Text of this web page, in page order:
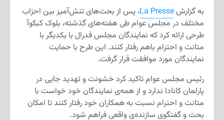
به گزارشLa Presse، پس از بحث‌های تنش‌آمیز بین احزاب
مختلف در مجلس عوام طی هفته‌های گذشته، بلوک کبکوآ
طرحی ارائه کرد که نمایندگان مجلس فدرال با یکدیگر با
متانت و احترام باهم رفتار کنند. این طرح با حمایت
نمایندگان مورد موافقت قرار گرفت.
رئیس مجلس عوام تاکید کرد خشونت و تهدید جایی در
پارلمان کانادا ندارد و از همه‌ی نمایندگان خود خواست با
متانت و احترام نسبت به همکاران خود رفتار کنند تا امکان
بحث و گفتگوی سازنده‌ی واقعی فراهم شود.